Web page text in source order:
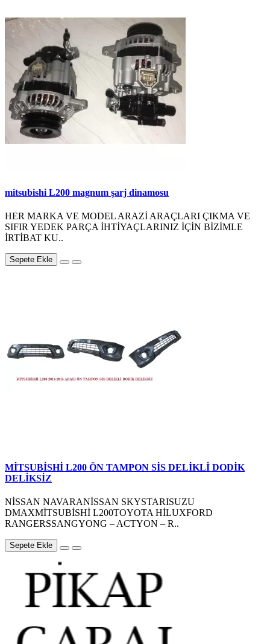
mitsubishi L200 magnum şarj dinamosu
HER MARKA VE MODEL ARAZİ ARAÇLARI ÇIKMA VE
SIFIR YEDEK PARÇA İHTİYAÇLARINIZ İÇİN BİZİMLE
İRTİBAT KU..
Sepete Ekle
MİTSUBİSHİ L200 ÖN TAMPON SİS DELİKLİ DODİK
DELİKSİZ
NİSSAN NAVARANİSSAN SKYSTARISUZU
DMAXMİTSUBİSHİ L200TOYOTA HİLUXFORD
RANGERSSANGYONG – ACTYON – R..
Sepete Ekle